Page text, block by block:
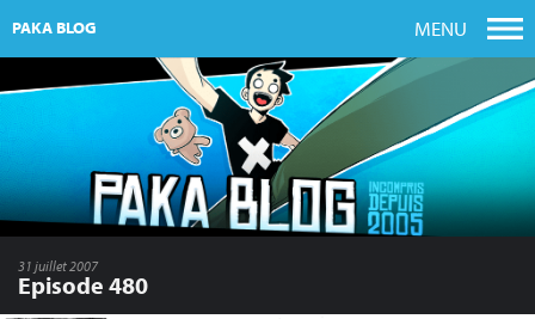
PAKA BLOG MENU
31 juillet 2007
Episode 480